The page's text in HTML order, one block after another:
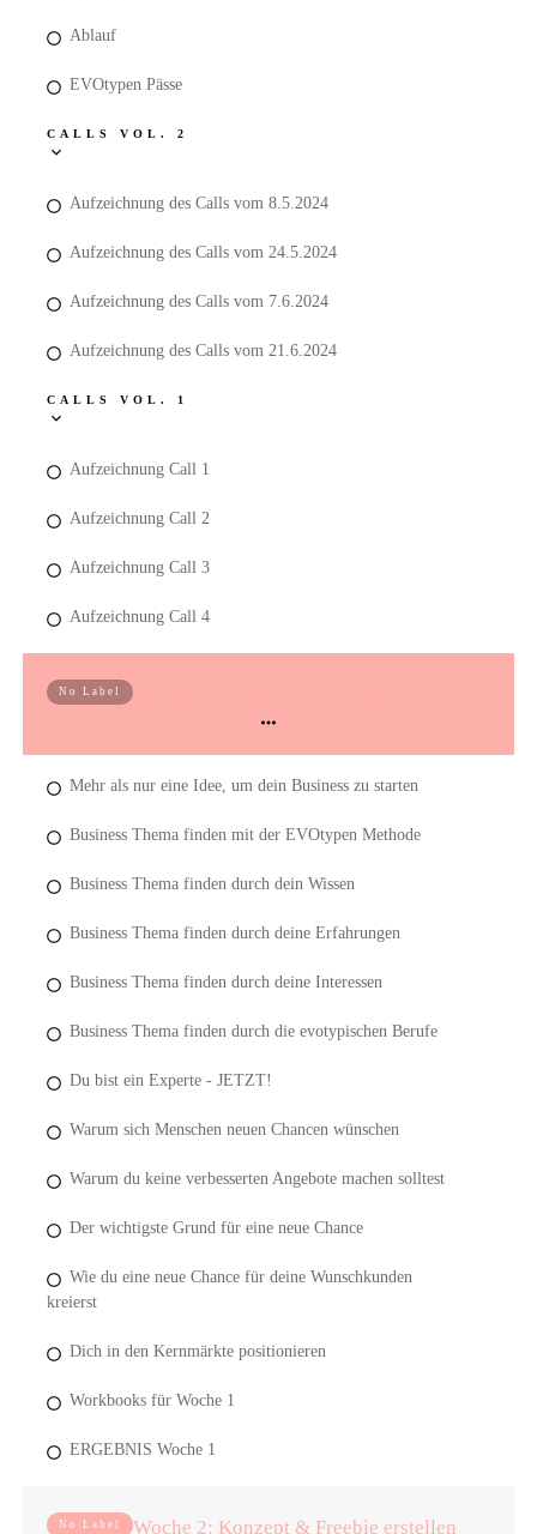
Ablauf
EVOtypen Pässe
CALLS VOL. 2
Aufzeichnung des Calls vom 8.5.2024
Aufzeichnung des Calls vom 24.5.2024
Aufzeichnung des Calls vom 7.6.2024
Aufzeichnung des Calls vom 21.6.2024
CALLS VOL. 1
Aufzeichnung Call 1
Aufzeichnung Call 2
Aufzeichnung Call 3
Aufzeichnung Call 4
No Label
Mehr als nur eine Idee, um dein Business zu starten
Business Thema finden mit der EVOtypen Methode
Business Thema finden durch dein Wissen
Business Thema finden durch deine Erfahrungen
Business Thema finden durch deine Interessen
Business Thema finden durch die evotypischen Berufe
Du bist ein Experte - JETZT!
Warum sich Menschen neuen Chancen wünschen
Warum du keine verbesserten Angebote machen solltest
Der wichtigste Grund für eine neue Chance
Wie du eine neue Chance für deine Wunschkunden
kreierst
Dich in den Kernmärkte positionieren
Workbooks für Woche 1
ERGEBNIS Woche 1
No Label Woche 2: Konzept & Freebie erstellen